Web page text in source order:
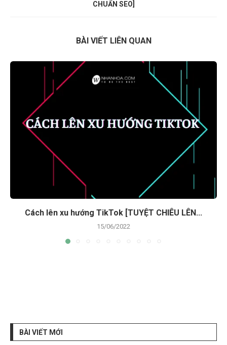
CHUẨN SEO]
BÀI VIẾT LIÊN QUAN
Cách lên xu hướng TikTok [TUYỆT CHIÊU LÊN...
15/06/2022
BÀI VIẾT MỚI